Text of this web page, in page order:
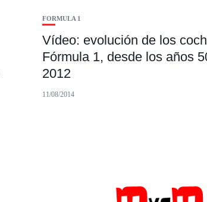
FORMULA 1
Vídeo: evolución de los
Fórmula 1, desde los años
2012
11/08/2014